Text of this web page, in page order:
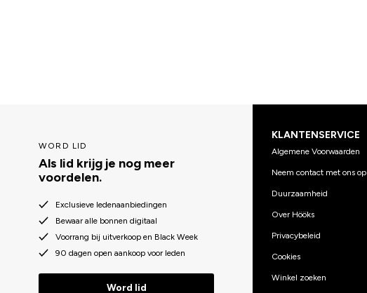
WORD LID
Als lid krijg je nog meer
voordelen.
Exclusieve ledenaanbiedingen
Bewaar alle bonnen digitaal
Voorrang bij uitverkoop en Black Week
90 dagen open aankoop voor leden
Word lid
KLANTENSERVICE
Algemene Voorwaarden
Neem contact met ons op
Duurzaamheid
Over Hööks
Privacybeleid
Cookies
Winkel zoeken